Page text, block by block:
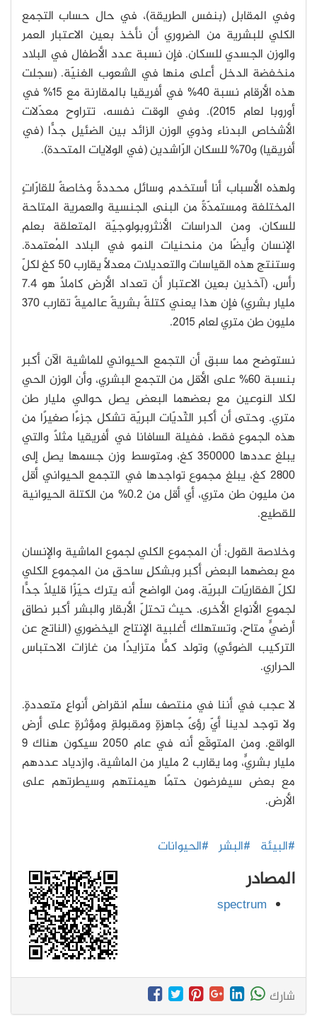
وفي المقابل (بنفس الطريقة)، في حال حساب التجمع
الكلي للبشرية من الضروري أن نأخذ بعين الاعتبار العمر
والوزن الجسدي للسكان. فإن نسبة عدد الأطفال في البلاد
منخفضة الدخل أعلى منها في الشعوب الغنيّة. (سجلت
هذه الأرقام نسبة 40% في أفريقيا بالمقارنة مع 15% في
أوروبا لعام 2015). وفي الوقت نفسه، تتراوح معدّلات
الأشخاص البدناء وذوي الوزن الزائد بين الضئيل جدًّا (في
أفريقيا) و70% للسكان الرّاشدين (في الولايات المتحدة).
ولهذه الأسباب أنا أستخدم وسائل محددةً وخاصةً للقارّاتٍ
المختلفة ومستمدّةً من البنى الجنسية والعمرية المتاحة
للسكان، ومن الدراسات الأنثروبولوجيّة المتعلقة بعلم
الإنسان وأيضًا من منحنيات النمو في البلاد المُعتمدة.
وستنتج هذه القياسات والتعديلات معدلًا يقارب 50 كغ لكلّ
رأسٍ، (آخذين بعين الاعتبار أن تعداد الأرض كاملًا هو 7.4
مليار بشري) فإن هذا يعني كتلةً بشريةً عالميةً تقارب 370
مليون طن متري لعام 2015.
نستوضح مما سبق أن التجمع الحيواني للماشية الآن أكبر
بنسبة 60% على الأقل من التجمع البشري، وأن الوزن الحي
لكلا النوعين مع بعضهما البعض يصل حوالي مليار طن
متري. وحتى أن أكبر الثّديّات البريّة تشكل جزءًا صغيرًا من
هذه الجموع فقط، ففيلة السافانا في أفريقيا مثلًا والتي
يبلغ عددها 350000 كغ، ومتوسط وزن جسمها يصل إلى
2800 كغ، يبلغ مجموع تواجدها في التجمع الحيواني أقل
من مليون طن متري، أي أقل من 0.2% من الكتلة الحيوانية
للقطيع.
وخلاصة القول: أن المجموع الكلي لجموع الماشية والإنسان
مع بعضهما البعض أكبر وبشكلٍ ساحقٍ من المجموع الكلي
لكلّ الفقاريّات البريّة، ومن الواضح أنه يترك حيّزًا قليلًا جدًّا
لجموع الأنواع الأخرى. حيث تحتلّ الأبقار والبشر أكبر نطاقٍ
أرضيٍّ متاح، وتستهلك أغلبية الإنتاج اليخضوري (الناتج عن
التركيب الضوئي) وتولد كمًّا متزايدًا من غازات الاحتباس
الحراري.
لا عجب في أننا في منتصف سلّم انقراض أنواعٍ متعددةٍ.
ولا توجد لدينا أيّ رؤىً جاهزةٍ ومقبولةٍ ومؤثرةٍ على أرض
الواقع. ومن المتوقّع أنه في عام 2050 سيكون هناك 9
مليار بشريٍّ، وما يقارب 2 مليار من الماشية، وازدياد عددهم
مع بعض سيفرضون حتمًا هيمنتهم وسيطرتهم على
الأرض.
#البيئة #البشر #الحيوانات
المصادر
spectrum
شارك